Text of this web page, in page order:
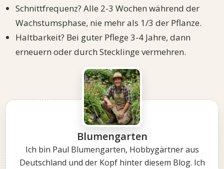
Schnittfrequenz? Alle 2-3 Wochen während der
Wachstumsphase, nie mehr als 1/3 der Pflanze.
Haltbarkeit? Bei guter Pflege 3-4 Jahre, dann
erneuern oder durch Stecklinge vermehren.
Blumengarten
Ich bin Paul Blumengarten, Hobbygärtner aus
Deutschland und der Kopf hinter diesem Blog. Ich